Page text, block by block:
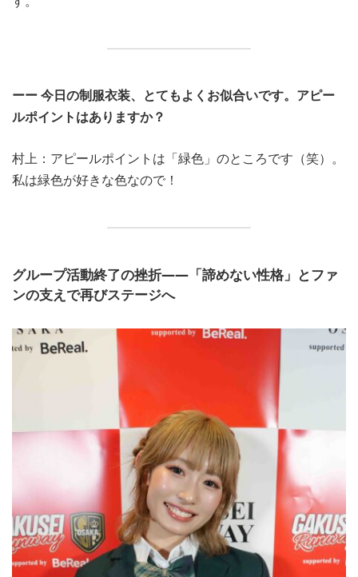
ーー 今日の制服衣装、とてもよくお似合いです。アピー
ルポイントはありますか？
村上：アピールポイントは「緑色」のところです（笑）。
私は緑色が好きな色なので！
グループ活動終了の挫折——「諦めない性格」とファ
ンの支えで再びステージへ